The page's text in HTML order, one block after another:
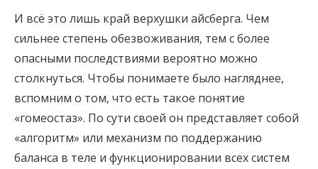
И всё это лишь край верхушки айсберга. Чем
сильнее степень обезвоживания, тем с более
опасными последствиями вероятно можно
столкнуться. Чтобы понимаете было нагляднее,
вспомним о том, что есть такое понятие
«гомеостаз». По сути своей он представляет собой
«алгоритм» или механизм по поддержанию
баланса в теле и функционировании всех систем